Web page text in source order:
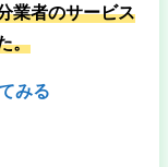
業者のサービス
。
みる